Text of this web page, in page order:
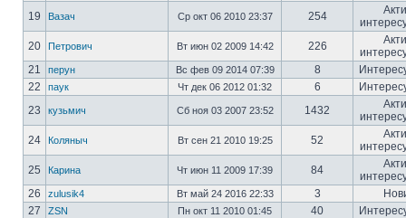
19
Вазач Ср окт 06 2010 23:37 254
20
Петрович Вт июн 02 2009 14:42 226
21
перун Вс фев 09 2014 07:39 8
22
паук Чт дек 06 2012 01:32 6
23
кузьмич Сб ноя 03 2007 23:52 1432
24
Коляныч Вт сен 21 2010 19:25 52
25
Карина Чт июн 11 2009 17:39 84
26
zulusik4 Вт май 24 2016 22:33 3
27
ZSN Пн окт 11 2010 01:45 40